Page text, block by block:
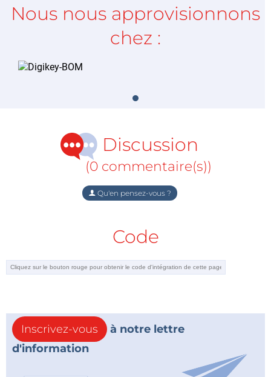
Nous nous approvisionnons
chez :
Discussion
(0 commentaire(s))
Qu'en pensez-vous ?
Code
Inscrivez-vous
à notre lettre
d'information